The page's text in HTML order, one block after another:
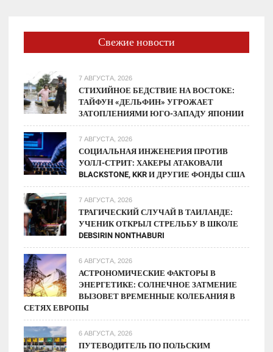
на
главные
Свежие новости
7 АВГУСТА, 2026
СТИХИЙНОЕ БЕДСТВИЕ НА ВОСТОКЕ:
ТАЙФУН «ДЕЛЬФИН» УГРОЖАЕТ
ЗАТОПЛЕНИЯМИ ЮГО-ЗАПАДУ ЯПОНИИ
7 АВГУСТА, 2026
СОЦИАЛЬНАЯ ИНЖЕНЕРИЯ ПРОТИВ
УОЛЛ-СТРИТ: ХАКЕРЫ АТАКОВАЛИ
BLACKSTONE, KKR И ДРУГИЕ ФОНДЫ США
7 АВГУСТА, 2026
ТРАГИЧЕСКИЙ СЛУЧАЙ В ТАИЛАНДЕ:
УЧЕНИК ОТКРЫЛ СТРЕЛЬБУ В ШКОЛЕ
DEBSIRIN NONTHABURI
6 АВГУСТА, 2026
АСТРОНОМИЧЕСКИЕ ФАКТОРЫ В
ЭНЕРГЕТИКЕ: СОЛНЕЧНОЕ ЗАТМЕНИЕ
ВЫЗОВЕТ ВРЕМЕННЫЕ КОЛЕБАНИЯ В
СЕТЯХ ЕВРОПЫ
6 АВГУСТА, 2026
ПУТЕВОДИТЕЛЬ ПО ПОЛЬСКИМ